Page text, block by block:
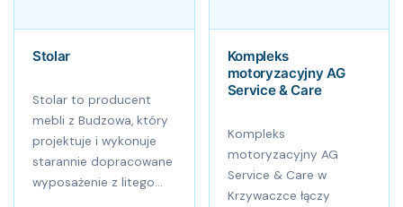
Stolar
Stolar to producent
mebli z Budzowa, który
projektuje i wykonuje
starannie dopracowane
wyposażenie z litego...
Kompleks
motoryzacyjny AG
Service & Care
Kompleks
motoryzacyjny AG
Service & Care w
Krzywaczce łączy